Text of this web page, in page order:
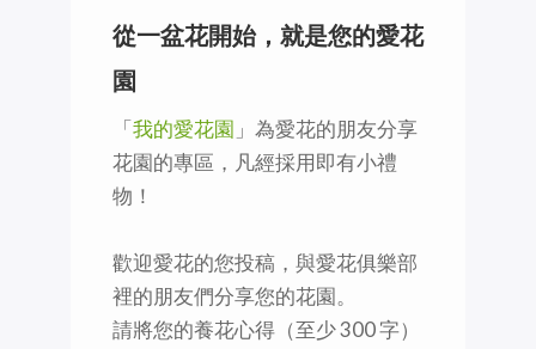
從一盆花開始，就是您的愛花
園
「我的愛花園 」為愛花的朋友分享
花園的專區，凡經採用即有小禮
物！
歡迎愛花的您投稿，與愛花俱樂部
裡的朋友們分享您的花園。
請將您的養花心得（至少 300 字）